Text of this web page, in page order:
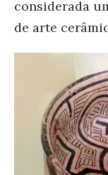
considerada
de arte